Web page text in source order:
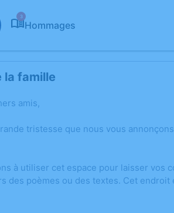
3
Hommages
la famille
amis,
tristesse que nous vous
à utiliser cet espace pour laisser vos
des poèmes ou des textes. Cet